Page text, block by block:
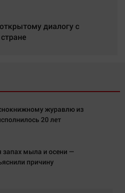
диалогу с
журавлю из
20 лет
запах мыла и осени —
причину